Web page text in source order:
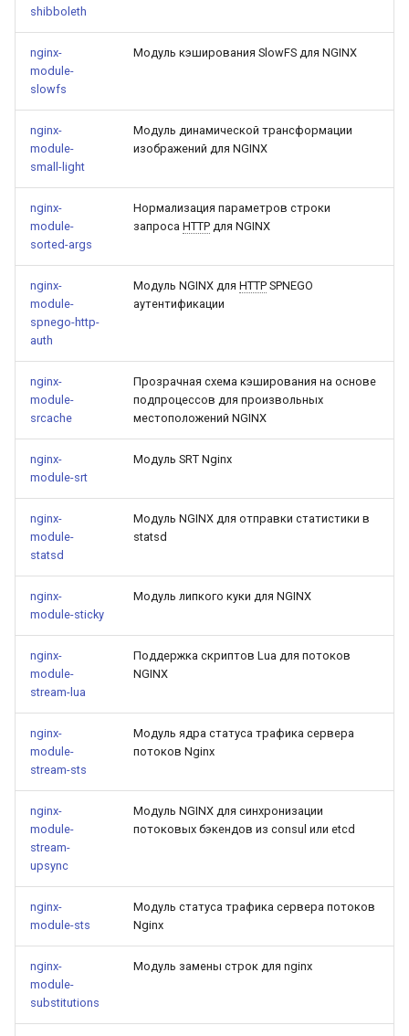
shibboleth
nginx-
module-
slowfs
Модуль кэширования SlowFS для NGINX
nginx-
module-
small-light
Модуль динамической трансформации
изображений для NGINX
nginx-
module-
sorted-args
Нормализация параметров строки
запроса HTTP для NGINX
nginx-
module-
spnego-http-
auth
Модуль NGINX для HTTP SPNEGO
аутентификации
nginx-
module-
srcache
Прозрачная схема кэширования на основе
подпроцессов для произвольных
местоположений NGINX
nginx-
module-srt
Модуль SRT Nginx
nginx-
module-
statsd
Модуль NGINX для отправки статистики в
statsd
nginx-
module-sticky
Модуль липкого куки для NGINX
nginx-
module-
stream-lua
Поддержка скриптов Lua для потоков
NGINX
nginx-
module-
stream-sts
Модуль ядра статуса трафика сервера
потоков Nginx
nginx-
module-
stream-
upsync
Модуль NGINX для синхронизации
потоковых бэкендов из consul или etcd
nginx-
module-sts
Модуль статуса трафика сервера потоков
Nginx
nginx-
module-
substitutions
Модуль замены строк для nginx